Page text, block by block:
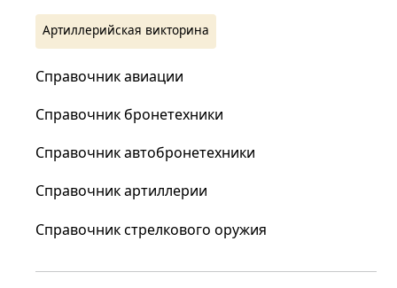
Артиллерийская викторина
Справочник авиации
Справочник бронетехники
Справочник автобронетехники
Справочник артиллерии
Справочник стрелкового оружия